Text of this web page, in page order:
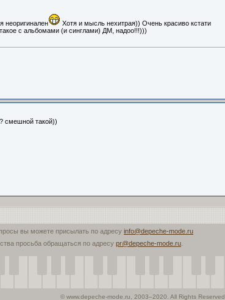
неоригинален
Хотя и мысль нехитрая)) Очень красиво кстати
с альбомами (и синглами) ДМ, надоо!!!)))
смешной такой))
вы можете присылать по адресу info@depeche-mode.ru
просьба обращаться по адресу pr@depeche-mode.ru
© www.depeche-mode.ru, 2003–2020. All Rights Reserved